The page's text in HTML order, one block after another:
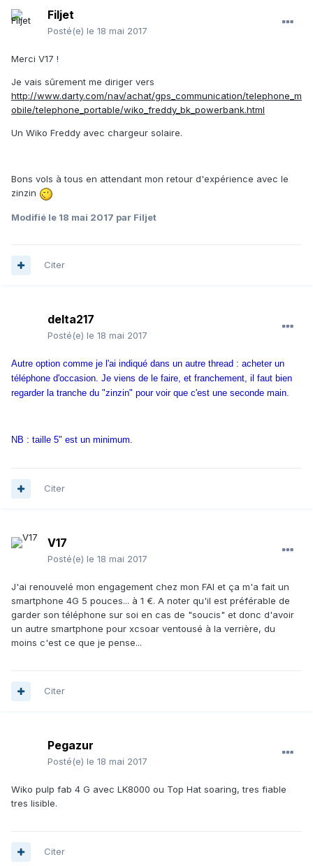
Filjet
Posté(e) le 18 mai 2017
Merci V17 !
Je vais sûrement me diriger vers
http://www.darty.com/nav/achat/gps_communication/telephone_m
obile/telephone_portable/wiko_freddy_bk_powerbank.html
Un Wiko Freddy avec chargeur solaire.
Bons vols à tous en attendant mon retour d'expérience avec le
zinzin
Modifié le 18 mai 2017 par Filjet
Citer
delta217
Posté(e) le 18 mai 2017
Autre option comme je l'ai indiqué dans un autre thread : acheter un
téléphone d'occasion. Je viens de le faire, et franchement, il faut bien
regarder la tranche du "zinzin" pour voir que c'est une seconde main.
NB : taille 5" est un minimum.
Citer
V17
Posté(e) le 18 mai 2017
J'ai renouvelé mon engagement chez mon FAI et ça m'a fait un
smartphone 4G 5 pouces... à 1 €. A noter qu'il est préférable de
garder son téléphone sur soi en cas de "soucis" et donc d'avoir
un autre smartphone pour xcsoar ventousé à la verrière, du
moins c'est ce que je pense...
Citer
Pegazur
Posté(e) le 18 mai 2017
Wiko pulp fab 4 G avec LK8000 ou Top Hat soaring, tres fiable
tres lisible.
Citer